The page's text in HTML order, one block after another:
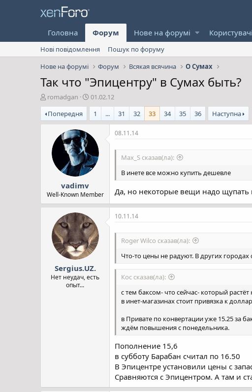
Головна Форум Нове на форумі Користувачі
Нові повідомлення
Пошук по форуму
Нове на форумі
Форум Всякая всячина О Сумах
Так что "Эпицентру" в Сумах быть?
А
в
т
о
romadgan
Д
а
а
о
р
н
я
01.02.12
Попередня
1 ... 31 32 33 34 35 36 Наступна
vadimv
Well-Known Member
08.11.14
Max_S сказав(ла):
В инете все можно купить дешевле
Да, но некоторые вещи надо щупать
Sergius.UZ.
Нет неудач, есть
опыт...
10.11.14
Roger Wilco сказав(ла):
Что-то цены не радуют. В других
Кос сказав(ла):
с тем баксом- что сейчас- который
в инет-магазинах стоит привязка к
в Привате по конвертации уже 15.25 за
ждём повышения с понедельника.
Пополнение 15,6
в субботу Барабан считал по 16.50
В Эпицентре установили цены с
Сравняются с Эпицентром. А там и